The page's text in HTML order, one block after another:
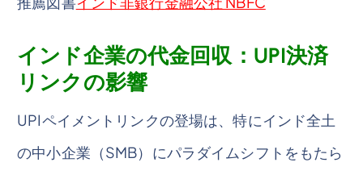
インド企業の代金回収：UPI決済
リンクの影響
UPIペイメントリンクの登場は、特にインド全土
の中小企業（SMB）にパラダイムシフトをもたら